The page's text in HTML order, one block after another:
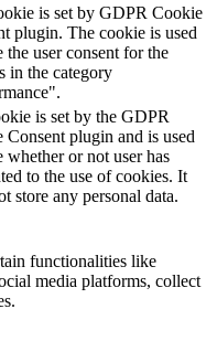
is set by GDPR Cookie
plugin. The cookie is used
the user consent for the
in the category
is set by the GDPR
Consent plugin and is used
whether or not user has
to the use of cookies. It
store any personal data.
functionalities like
media platforms, collect